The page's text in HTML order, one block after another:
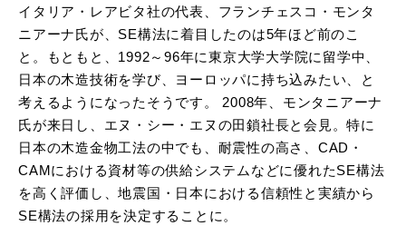
イタリア・レアビタ社の代表、フランチェスコ・モンタ
ニアーナ氏が、SE構法に着目したのは5年ほど前のこ
と。もともと、1992～96年に東京大学大学院に留学中、
日本の木造技術を学び、ヨーロッパに持ち込みたい、と
考えるようになったそうです。 2008年、モンタニアーナ
氏が来日し、エヌ・シー・エヌの田鎖社長と会見。特に
日本の木造金物工法の中でも、耐震性の高さ、CAD・
CAMにおける資材等の供給システムなどに優れたSE構法
を高く評価し、地震国・日本における信頼性と実績から
SE構法の採用を決定することに。